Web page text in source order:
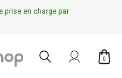
prise en charge par
0